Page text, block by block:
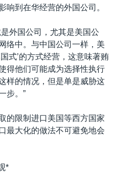
响到在华经营的外国公司。
外国公司，尤其是美国公
络中。与中国公司一样，美
式’的方式经营，这意味著贿
得他们可能成为选择性执行
样的情况，但是单是威胁这
步。”
的限制进口美国等西方国家
最大化的做法不可避免地会
*